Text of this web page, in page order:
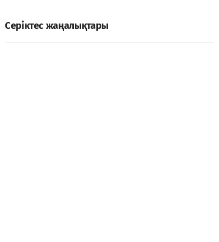
Серіктес жаңалықтары